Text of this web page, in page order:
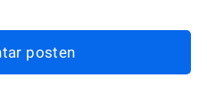
posten